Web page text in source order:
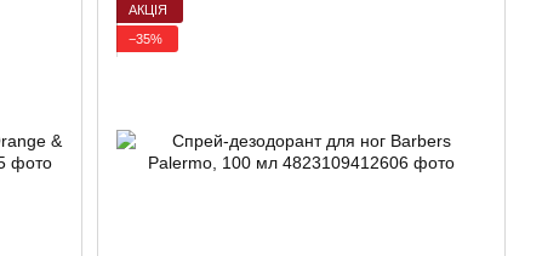
АКЦІЯ
−35%